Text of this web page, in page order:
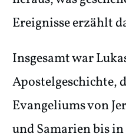
Ereignisse erzählt
Insgesamt war
Apostelgeschichte,
Evangeliums von
und Samarien bis